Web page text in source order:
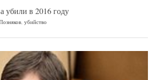
убили в 2016 году
убийство